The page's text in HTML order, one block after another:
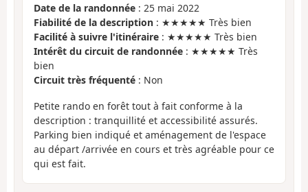
Date de la randonnée : 25 mai 2022
Fiabilité de la description : ★★★★★ Très bien
Facilité à suivre l'itinéraire : ★★★★★ Très bien
Intérêt du circuit de randonnée : ★★★★★ Très
bien
Circuit très fréquenté : Non
Petite rando en forêt tout à fait conforme à la
description : tranquillité et accessibilité assurés.
Parking bien indiqué et aménagement de l'espace
au départ /arrivée en cours et très agréable pour ce
qui est fait.